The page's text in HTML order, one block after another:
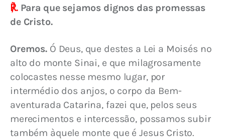
℟. Para que sejamos dignos das promessas
de Cristo.
Oremos. Ó Deus, que destes a Lei a Moisés no
alto do monte Sinai, e que milagrosamente
colocastes nesse mesmo lugar, por
intermédio dos anjos, o corpo da Bem-
aventurada Catarina, fazei que, pelos seus
merecimentos e intercessão, possamos subir
também àquele monte que é Jesus Cristo.